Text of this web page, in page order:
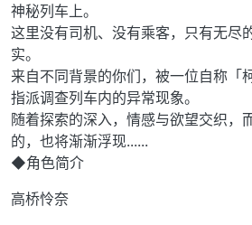
神秘列车上。
这里没有司机、没有乘客，只有无尽
实。
来自不同背景的你们，被一位自称「
指派调查列车内的异常现象。
随着探索的深入，情感与欲望交织，
的，也将渐渐浮现......
◆角色简介
高桥怜奈